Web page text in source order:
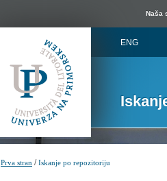
Naša
ENG
Prva stran /Iskanje po repozitoriju